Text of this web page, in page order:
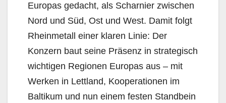
Europas gedacht, als Scharnier zwischen
Nord und Süd, Ost und West. Damit folgt
Rheinmetall einer klaren Linie: Der
Konzern baut seine Präsenz in strategisch
wichtigen Regionen Europas aus – mit
Werken in Lettland, Kooperationen im
Baltikum und nun einem festen Standbein